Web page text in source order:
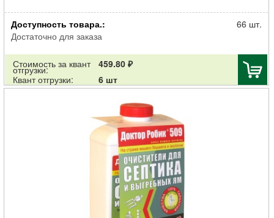
Очиститель Доктор Робик 609 септиков, туалетов и выгребных ям
Доступность товара.:
Достаточно для заказа
66 шт.
Стоимость за квант
отгрузки:
459.80 ₽
Квант отгрузки:
6 шт